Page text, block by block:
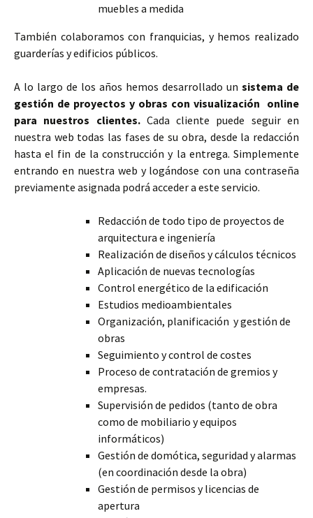
muebles a medida
También colaboramos con franquicias, y hemos realizado
guarderías y edificios públicos.
A lo largo de los años hemos desarrollado un sistema de
gestión de proyectos y obras con visualización online
para nuestros clientes.Cada cliente puede seguir en
nuestra web todas las fases de su obra, desde la redacción
hasta el fin de la construcción y la entrega. Simplemente
entrando en nuestra web y logándose con una contraseña
previamente asignada podrá acceder a este servicio.
Redacción de todo tipo de proyectos de
arquitectura e ingeniería
Realización de diseños y cálculos técnicos
Aplicación de nuevas tecnologías
Control energético de la edificación
Estudios medioambientales
Organización, planificación y gestión de
obras
Seguimiento y control de costes
Proceso de contratación de gremios y
empresas.
Supervisión de pedidos (tanto de obra
como de mobiliario y equipos
informáticos)
Gestión de domótica, seguridad y alarmas
(en coordinación desde la obra)
Gestión de permisos y licencias de
apertura